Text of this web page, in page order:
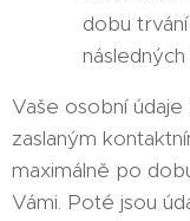
dobu
Vaše osobní
zaslaným
maximálně po
Vámi. Poté jsou